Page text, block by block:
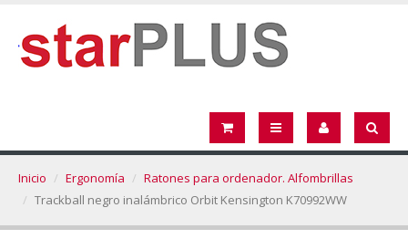
Inicio Ergonomía
Ratones para ordenador. Alfombrillas
Trackball negro inalámbrico Orbit Kensington K70992WW